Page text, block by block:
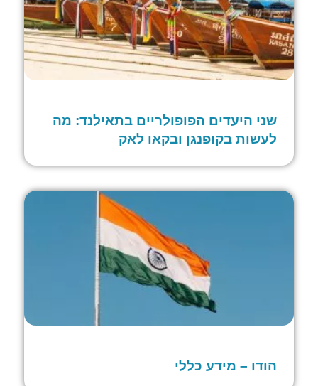
שני היעדים הפופולריים בתאילנד: מה
לעשות בקופנגן ובקאו לאק
הודו – מידע כללי